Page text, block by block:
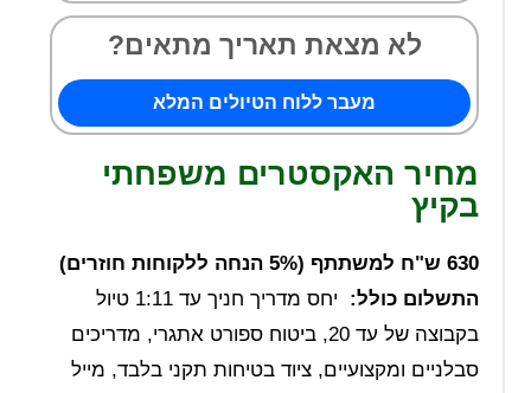
לא מצאת תאריך מתאים?
מעבר ללוח הטיולים המלא
מחיר האקסטרים משפחתי
בקיץ
630 ש"ח למשתתף (5% הנחה ללקוחות חוזרים)
התשלום כולל:
יחס מדריך חניך עד 1:11 טיול
בקבוצה של עד 20, ביטוח ספורט אתגרי, מדריכים
סבלניים ומקצועיים, ציוד בטיחות תקני בלבד, מייל